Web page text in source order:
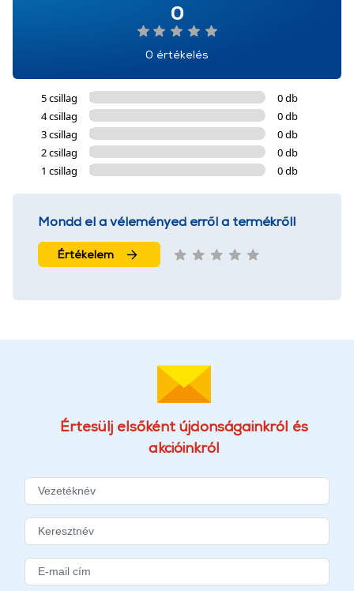
0
0 értékelés
5 csillag
0 db
4 csillag
0 db
3 csillag
0 db
2 csillag
0 db
1 csillag
0 db
Mondd el a véleményed erről a termékről!
Értékelem
Értesülj elsőként újdonságainkról és
akcióinkról